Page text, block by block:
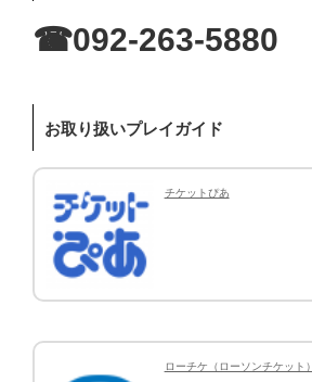
☎︎092-263-5880
お取り扱いプレイガイド
チケットぴあ
ローチケ（ローソンチケット）